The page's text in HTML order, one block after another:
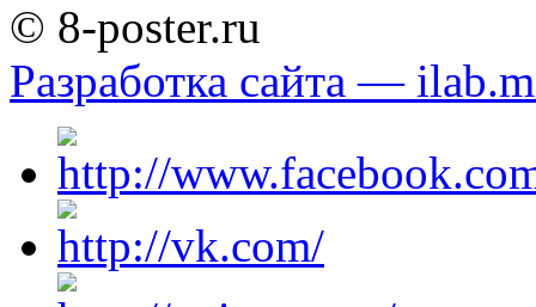
© 8-poster.ru
Разработка сайта —